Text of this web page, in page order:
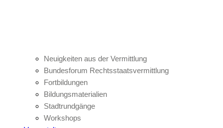
Neuigkeiten aus der Vermittlung
Bundesforum Rechtsstaatsvermittlung
Fortbildungen
Bildungsmaterialien
Stadtrundgänge
Workshops